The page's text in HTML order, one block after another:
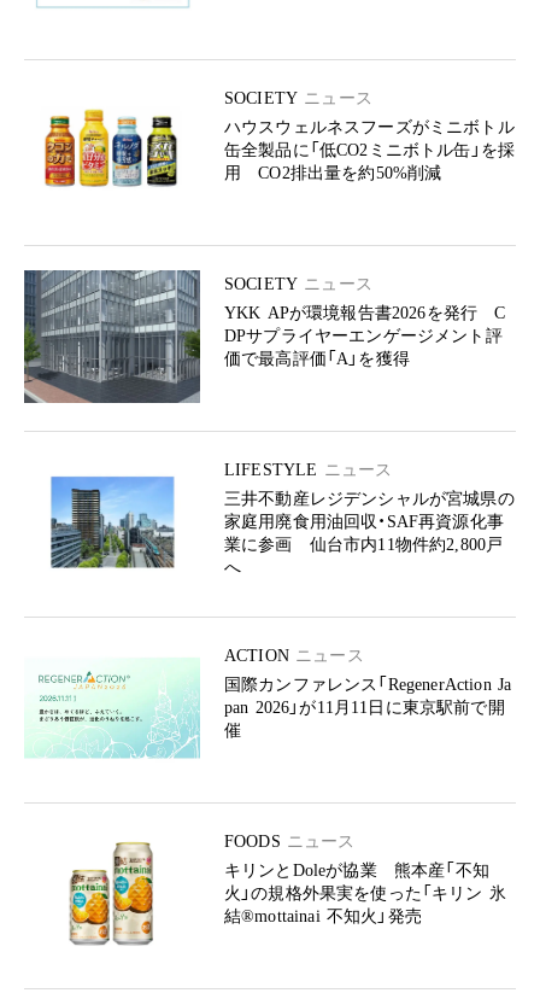
SOCIETY ニュース
ハウスウェルネスフーズがミニボトル
缶全製品に「低CO2ミニボトル缶」を採
用 CO2排出量を約50%削減
SOCIETY ニュース
YKK APが環境報告書2026を発行 C
DPサプライヤーエンゲージメント評
価で最高評価「A」を獲得
LIFESTYLE
ニュース
三井不動産レジデンシャルが宮城県の
家庭用廃食用油回収・SAF再資源化事
業に参画 仙台市内11物件約2,800戸
へ
ACTION ニュース
国際カンファレンス「RegenerAction Ja
pan 2026」が11月11日に東京駅前で開
催
FOODS ニュース
キリンとDoleが協業 熊本産「不知
火」の規格外果実を使った「キリン 氷
結®mottainai 不知火」発売